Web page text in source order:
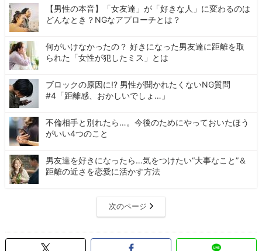
【男性の本音】「女友達」が「好きな人」に変わるのは
どんなとき？NGなアプローチとは？
何がいけなかったの？ 好きになった男友達に距離を取
られた「女性が犯したミス」とは
ブロックの原因に!? 男性が聞かれたくないNG質問
#4「距離感、おかしいでしょ…」
不倫相手と別れたら…。今後のためにやっておいたほう
がいい4つのこと
男友達を好きになったら…気をつけたい“大事なこと”＆
距離の近さを恋愛に活かす方法
次のページ